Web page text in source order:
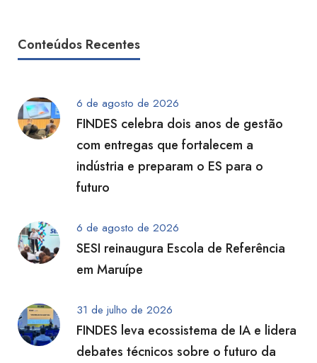
Conteúdos Recentes
6 de agosto de 2026
FINDES celebra dois anos de gestão
com entregas que fortalecem a
indústria e preparam o ES para o
futuro
6 de agosto de 2026
SESI reinaugura Escola de Referência
em Maruípe
31 de julho de 2026
FINDES leva ecossistema de IA e lidera
debates técnicos sobre o futuro da